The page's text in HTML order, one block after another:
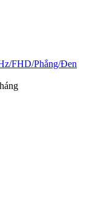
FHD/Phẳng/Đen